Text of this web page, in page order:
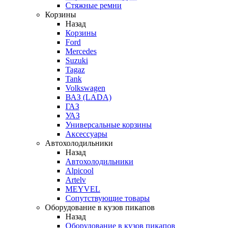
Стяжные ремни
Корзины
Назад
Корзины
Ford
Mercedes
Suzuki
Tagaz
Tank
Volkswagen
ВАЗ (LADA)
ГАЗ
УАЗ
Универсальные корзины
Аксессуары
Автохолодильники
Назад
Автохолодильники
Alpicool
Artelv
MEYVEL
Сопутствующие товары
Оборудование в кузов пикапов
Назад
Оборудование в кузов пикапов